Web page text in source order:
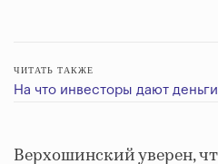
ЧИТАТЬ ТАКЖЕ
На что инвесторы дают
Верхошинский уверен,